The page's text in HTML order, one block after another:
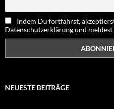
Indem Du fortfährst,
Datenschutzerklärung und
NEUESTE BEITRÄGE